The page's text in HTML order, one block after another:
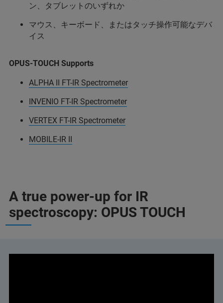
ン、タブレットのいずれか
マウス、キーボード、またはタッチ操作可能なデバ
イス
OPUS-TOUCH Supports
ALPHA II FT-IR Spectrometer
INVENIO FT-IR Spectrometer
VERTEX FT-IR Spectrometer
MOBILE-IR II
A true power-up for IR
spectroscopy: OPUS TOUCH